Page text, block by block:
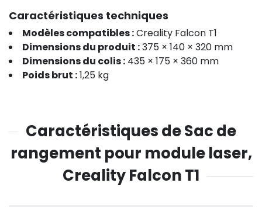
Caractéristiques techniques
Modèles compatibles :Creality Falcon T1
Dimensions du produit :375 × 140 × 320 mm
Dimensions du colis : 435 × 175 × 360 mm
Poids brut :1,25 kg
Caractéristiques de Sac de
rangement pour module laser,
Creality Falcon T1